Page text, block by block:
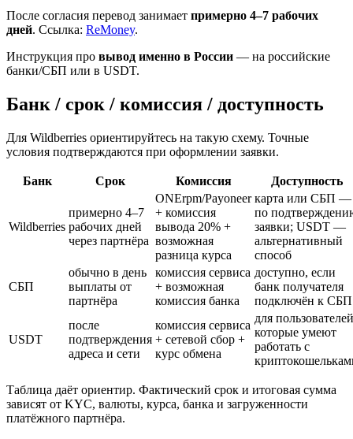
После согласия перевод занимает примерно 4–7 рабочих
дней. Ссылка: ReMoney.
Инструкция про вывод именно в России — на российские
банки/СБП или в USDT.
Банк / срок / комиссия / доступность
Для Wildberries ориентируйтесь на такую схему. Точные
условия подтверждаются при оформлении заявки.
Банк Срок Комиссия Доступность
Wildberries
примерно 4–7
рабочих дней
через партнёра
ONErpm/Payoneer
+ комиссия
вывода 20% +
возможная
разница курса
карта или СБП —
по
заявки; USDT —
альтернативный
способ
СБП
обычно в день
выплаты от
партнёра
комиссия сервиса
+ возможная
комиссия банка
доступно, если
банк получателя
подключён к СБП
USDT
после
подтверждения
адреса и сети
комиссия сервиса
+ сетевой сбор +
курс обмена
для
которые умеют
работать с
Таблица даёт ориентир. Фактический срок и итоговая сумма
зависят от KYC, валюты, курса, банка и загруженности
платёжного партнёра.